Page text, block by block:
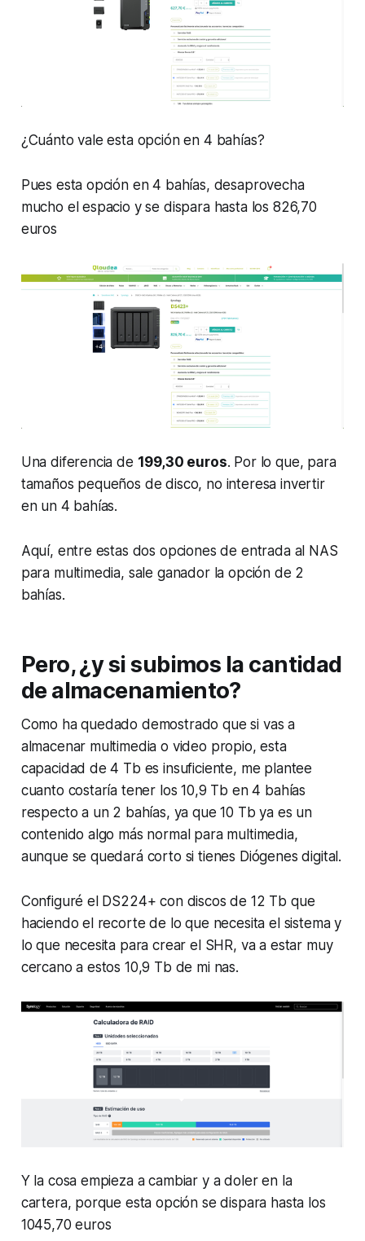
¿Cuánto vale esta opción en 4 bahías?
Pues esta opción en 4 bahías, desaprovecha
mucho el espacio y se dispara hasta los 826,70
euros
Una diferencia de 199,30 euros. Por lo que, para
tamaños pequeños de disco, no interesa invertir
en un 4 bahías.
Aquí, entre estas dos opciones de entrada al NAS
para multimedia, sale ganador la opción de 2
bahías.
Pero, ¿y si subimos la cantidad
de almacenamiento?
Como ha quedado demostrado que si vas a
almacenar multimedia o video propio, esta
capacidad de 4 Tb es insuficiente, me plantee
cuanto costaría tener los 10,9 Tb en 4 bahías
respecto a un 2 bahías, ya que 10 Tb ya es un
contenido algo más normal para multimedia,
aunque se quedará corto si tienes Diógenes digital.
Configuré el DS224+ con discos de 12 Tb que
haciendo el recorte de lo que necesita el sistema y
lo que necesita para crear el SHR, va a estar muy
cercano a estos 10,9 Tb de mi nas.
Y la cosa empieza a cambiar y a doler en la
cartera, porque esta opción se dispara hasta los
1045,70 euros